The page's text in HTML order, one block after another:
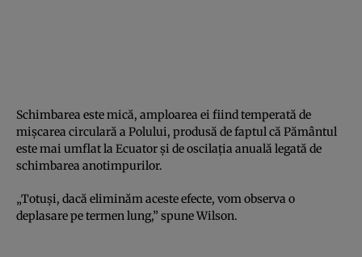
Schimbarea este mică, amploarea ei fiind temperată de
mişcarea circulară a Polului, produsă de faptul că Pământul
este mai umflat la Ecuator şi de oscilaţia anuală legată de
schimbarea anotimpurilor.
„Totuşi, dacă eliminăm aceste efecte, vom observa o
deplasare pe termen lung,” spune Wilson.